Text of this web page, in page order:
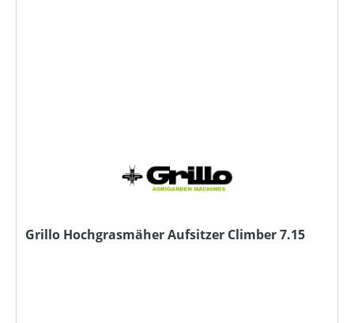
Grillo Hochgrasmäher Aufsitzer Climber 7.15